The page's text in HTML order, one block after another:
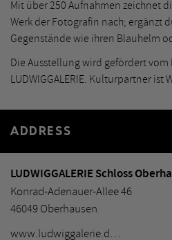
Mit über 250 Aufnahmen zeichnet
Werk der Fotografin nach; ergänzt
Gegenstände wie ihren Blauhelm
Die Ausstellung wird gefördert vom
LUDWIGGALERIE. Kulturpartner ist
ADDRESS
LUDWIGGALERIE Schloss
Konrad-Adenauer-Allee 46
46049 Oberhausen
www.ludwiggalerie.d…